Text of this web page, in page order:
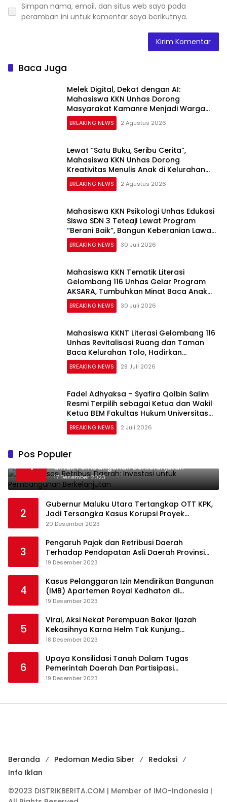
Simpan nama, email, dan situs web saya pada
peramban ini untuk komentar saya berikutnya.
Baca Juga
Melek Digital, Dekat dengan AI:
Mahasiswa KKN Unhas Dorong
Masyarakat Kamanre Menjadi Warga
Digital yang Cerdas dan Adaptif
BREAKING NEWS 2 Agustus 2026
Lewat “Satu Buku, Seribu Cerita”,
Mahasiswa KKN Unhas Dorong
Kreativitas Menulis Anak di Kelurahan
Tolo
BREAKING NEWS 2 Agustus 2026
Mahasiswa KKN Psikologi Unhas Edukasi
Siswa SDN 3 Teteaji Lewat Program
“Berani Baik”, Bangun Keberanian Lawan
Bullying
BREAKING NEWS 30 Juli 2026
Mahasiswa KKN Tematik Literasi
Gelombang 116 Unhas Gelar Program
AKSARA, Tumbuhkan Minat Baca Anak
Melalui Membaca Nyaring
BREAKING NEWS 30 Juli 2026
Mahasiswa KKNT Literasi Gelombang 116
Unhas Revitalisasi Ruang dan Taman
Baca Kelurahan Tolo, Hadirkan
CAKRAWALA sebagai Pusat Literasi
Masyarakat
BREAKING NEWS 28 Juli 2026
Fadel Adhyaksa – Syafira Qolbin Salim
Resmi Terpilih sebagai Ketua dan Wakil
Ketua BEM Fakultas Hukum Universitas
Jambi Periode 2026–2027
BREAKING NEWS 2 Juli 2026
Pos Populer
1
Optimalisasi Retribusi Daerah: Investasi
untuk Pembangunan Berkelanjutan
17 Desember 2023
2
Gubernur Maluku Utara Tertangkap OTT KPK,
Jadi Tersangka Kasus Korupsi Proyek
Pengadaan Barang dan Jasa
20 Desember 2023
3
Pengaruh Pajak dan Retribusi Daerah
Terhadap Pendapatan Asli Daerah Provinsi
Jambi
19 Desember 2023
4
Kasus Pelanggaran Izin Mendirikan Bangunan
(IMB) Apartemen Royal Kedhaton di
Yogyakarta
19 Desember 2023
5
Viral, Aksi Nekat Perempuan Bakar Ijazah
Kekasihnya Karna Helm Tak Kunjung
Dikembalikan
18 Desember 2023
6
Upaya Konsilidasi Tanah Dalam Tugas
Pemerintah Daerah Dan Partisipasi
Masyarakat
19 Desember 2023
Beranda Pedoman Media Siber
Redaksi
Info Iklan
©2023 DISTRIKBERITA.COM | Member of IMO-Indonesia |